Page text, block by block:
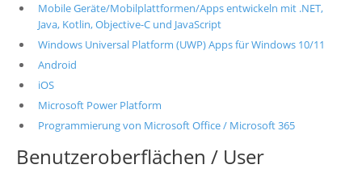
Mobile Geräte/Mobilplattformen/Apps entwickeln mit .NET,
Java, Kotlin, Objective-C und JavaScript
Windows Universal Platform (UWP) Apps für Windows 10/11
Android
iOS
Microsoft Power Platform
Programmierung von Microsoft Office / Microsoft 365
Benutzeroberflächen / User